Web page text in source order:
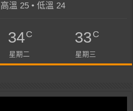
高溫 25 • 低溫 24
34C
星期二
33C
星期三